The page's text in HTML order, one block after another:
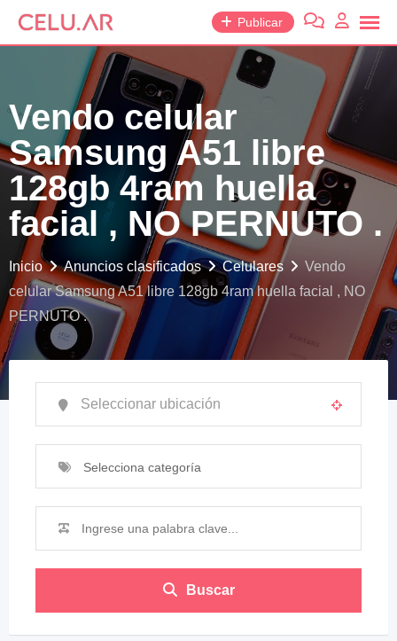
saltar
Publicar
Vendo celular
Samsung A51 libre
128gb 4ram huella
facial , NO PERNUTO .
Inicio Anuncios clasificados Celulares
Vendo
celular Samsung A51 libre 128gb 4ram huella facial , NO
PERNUTO .
Selecciona categoría
Buscar